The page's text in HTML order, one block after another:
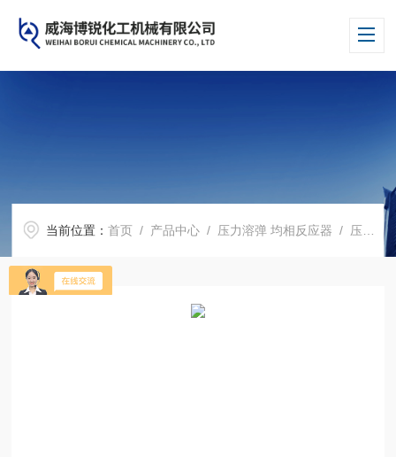
当前位置：首页 / 产品中心 / 压力溶弹 均相反应器 / 压力溶弹水热合反应釜